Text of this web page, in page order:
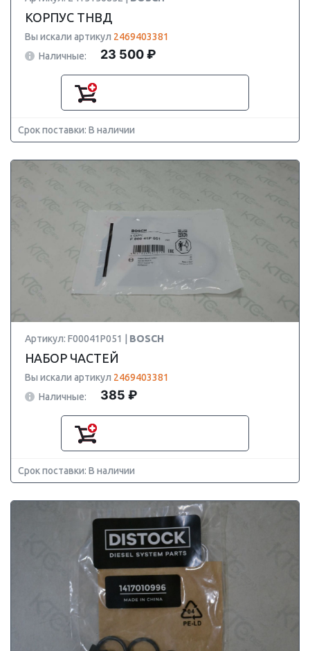
КОРПУС ТНВД
Вы искали артикул 2469403381
Наличные:
23 500 ₽
Срок поставки: В наличии
Артикул: F00041P051 | BOSCH
НАБОР ЧАСТЕЙ
Вы искали артикул 2469403381
Наличные:
385 ₽
Срок поставки: В наличии